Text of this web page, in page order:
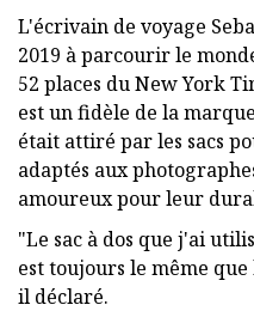
L'écrivain de voyage
2019 à parcourir le
52 places du New York
est un fidèle de la
était attiré par les sacs
adaptés aux
amoureux pour leur
"Le sac à dos que j'ai
est toujours le même
il déclaré.